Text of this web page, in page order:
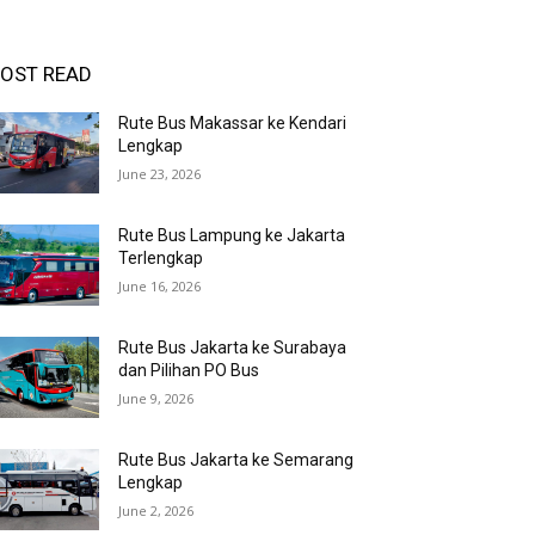
READ
Rute Bus Makassar ke Kendari
Lengkap
June 23, 2026
Rute Bus Lampung ke Jakarta
Terlengkap
June 16, 2026
Rute Bus Jakarta ke Surabaya
dan Pilihan PO Bus
June 9, 2026
Rute Bus Jakarta ke Semarang
Lengkap
June 2, 2026